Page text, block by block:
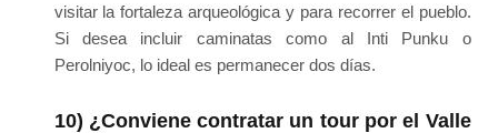
visitar la fortaleza arqueológica y para recorrer el pueblo.
Si desea incluir caminatas como al Inti Punku o
Perolniyoc, lo ideal es permanecer dos días.
10) ¿Conviene contratar un tour por el Valle